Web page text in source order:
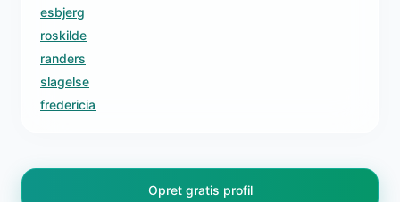
esbjerg
roskilde
randers
slagelse
fredericia
Opret gratis profil